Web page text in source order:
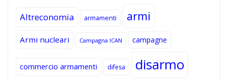
Altreconomia armamenti armi
Armi nucleari Campagna ICAN campagne
commercio armamenti difesa disarmo